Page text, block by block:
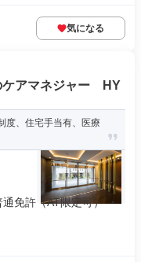
気になる
ケアマネジャー HY
度、住宅手当有、医療
免許（AT限定可） ・